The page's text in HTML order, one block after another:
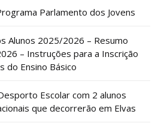
Parlamento dos Jovens
Alunos 2025/2026 – Resumo
– Instruções para a Inscrição
do Ensino Básico
Escolar com 2 alunos
que decorrerão em Elvas